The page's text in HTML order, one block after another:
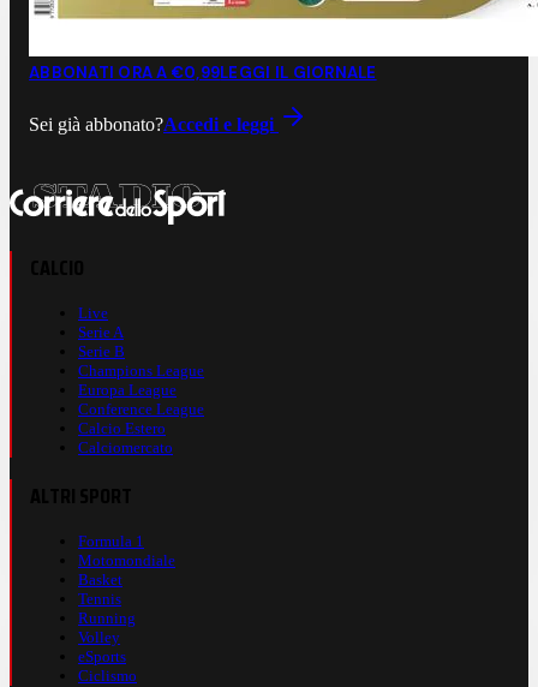
ABBONATI ORA A €0,99LEGGI IL GIORNALE
Sei già abbonato?Accedi e leggi
Live
Serie A
Serie B
Champions League
Europa League
Conference League
Calcio Estero
Calciomercato
Formula 1
Motomondiale
Basket
Tennis
Running
Volley
eSports
Ciclismo